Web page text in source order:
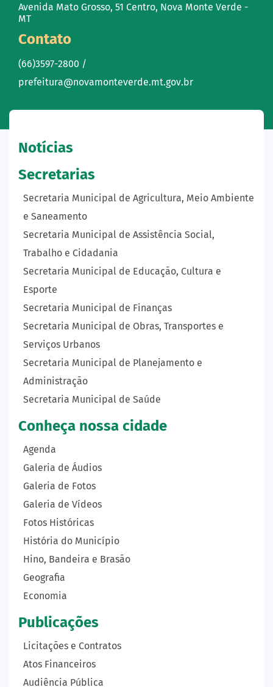
Avenida Mato Grosso, 51 Centro, Nova Monte Verde -
MT
Contato
(66)3597-2800 /
prefeitura@novamonteverde.mt.gov.br
Notícias
Secretarias
Secretaria Municipal de Agricultura, Meio Ambiente
e Saneamento
Secretaria Municipal de Assistência Social,
Trabalho e Cidadania
Secretaria Municipal de Educação, Cultura e
Esporte
Secretaria Municipal de Finanças
Secretaria Municipal de Obras, Transportes e
Serviços Urbanos
Secretaria Municipal de Planejamento e
Administração
Secretaria Municipal de Saúde
Conheça nossa cidade
Agenda
Galeria de Áudios
Galeria de Fotos
Galeria de Vídeos
Fotos Históricas
História do Município
Hino, Bandeira e Brasão
Geografia
Economia
Publicações
Licitações e Contratos
Atos Financeiros
Audiência Pública